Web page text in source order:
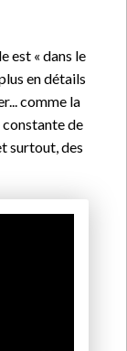
est « dans le
en détails
comme la
de
surtout, des